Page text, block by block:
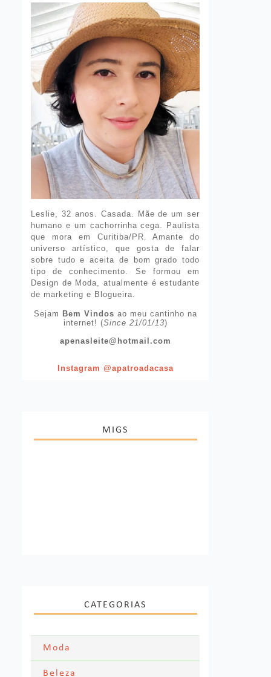
Leslie, 32 anos. Casada. Mãe de um ser
humano e um cachorrinha cega. Paulista
que mora em Curitiba/PR. Amante do
universo artístico, que gosta de falar
sobre tudo e aceita de bom grado todo
tipo de conhecimento. Se formou em
Design de Moda, atualmente é estudante
de marketing e Blogueira.
Sejam Bem Vindos ao meu cantinho na
internet! (Since 21/01/13)
apenasleite@hotmail.com
Instagram @apatroadacasa
MIGS
CATEGORIAS
Moda
Moda Festa
Beleza